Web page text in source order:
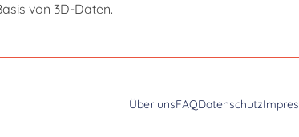
von 3D-Daten.
Über unsFAQDatenschutz